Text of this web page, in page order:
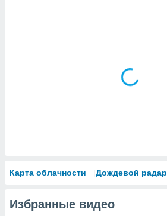
Карта облачности Дождевой радар
Избранные видео